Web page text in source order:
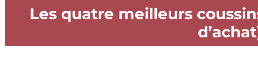
Les quatre meilleurs